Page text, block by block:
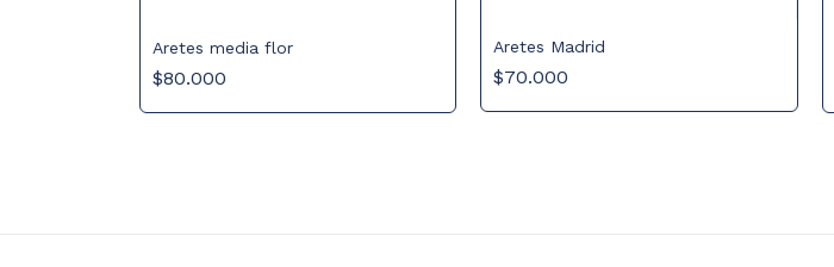
Aretes media flor
$80.000
Aretes Madrid
$70.000